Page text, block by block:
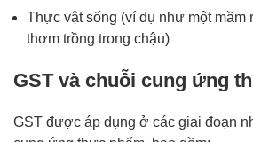
Thực vật sống (ví dụ như một mầm
thơm trồng trong chậu)
GST và chuỗi cung ứng
GST được áp dụng ở các giai đoạn